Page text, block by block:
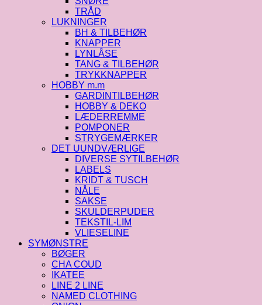
TRÅD
LUKNINGER
BH & TILBEHØR
KNAPPER
LYNLÅSE
TANG & TILBEHØR
TRYKKNAPPER
HOBBY m.m
GARDINTILBEHØR
HOBBY & DEKO
LÆDERREMME
POMPONER
STRYGEMÆRKER
DET UUNDVÆRLIGE
DIVERSE SYTILBEHØR
LABELS
KRIDT & TUSCH
NÅLE
SAKSE
SKULDERPUDER
TEKSTIL-LIM
VLIESELINE
SYMØNSTRE
BØGER
CHA COUD
IKATEE
LINE 2 LINE
NAMED CLOTHING